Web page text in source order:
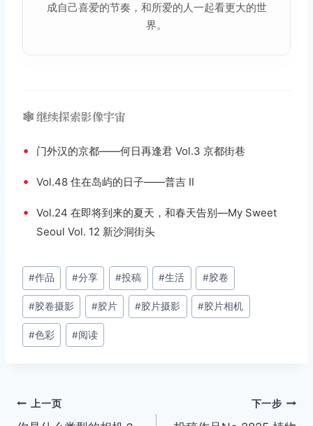
成自己喜爱的节奏，和所爱的人一起看更大的世
界。
🕸️ 继续探索影像宇宙
• 门外汉的京都——何日再逢君 Vol.3 京都街巷
• Vol.48 住在岛屿的日子——普吉 II
•
Vol.24 在即将到来的夏天，和春天告别—My Sweet
Seoul Vol. 12 新沙洞街头
文
章
标
签：
#作品 #分享 #投稿 #生活 #胶卷
#胶卷摄影 #胶片 #胶片摄影 #胶片相机
#色彩 #阅读
文上一页 下一步